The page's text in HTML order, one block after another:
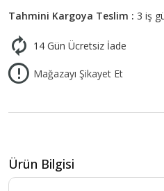
Tahmini Kargoya Teslim : 3 iş
14 Gün Ücretsiz İade
Mağazayı Şikayet Et
Ürün Bilgisi